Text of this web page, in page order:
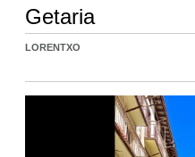
Getaria
LORENTXO